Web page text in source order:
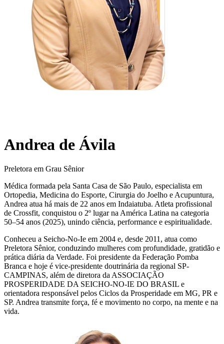
Andrea de Ávila
Preletora em Grau Sênior
Médica formada pela Santa Casa de São Paulo, especialista em
Ortopedia, Medicina do Esporte, Cirurgia do Joelho e Acupuntura,
Andrea atua há mais de 22 anos em Indaiatuba. Atleta profissional
de Crossfit, conquistou o 2º lugar na América Latina na categoria
50–54 anos (2025), unindo ciência, performance e espiritualidade.
Conheceu a Seicho-No-Ie em 2004 e, desde 2011, atua como
Preletora Sênior, conduzindo mulheres com profundidade, gratidão e
prática diária da Verdade. Foi presidente da Federação Pomba
Branca e hoje é vice-presidente doutrinária da regional SP-
CAMPINAS, além de diretora da ASSOCIAÇÃO
PROSPERIDADE DA SEICHO-NO-IE DO BRASIL e
orientadora responsável pelos Ciclos da Prosperidade em MG, PR e
SP. Andrea transmite força, fé e movimento no corpo, na mente e na
vida.